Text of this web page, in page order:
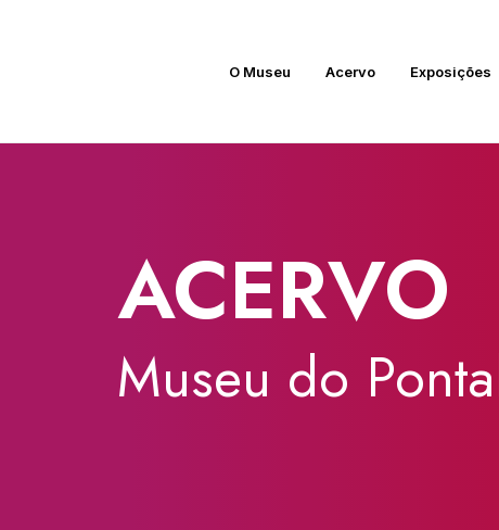
O Museu Acervo Exposições
ACERVO
Museu do